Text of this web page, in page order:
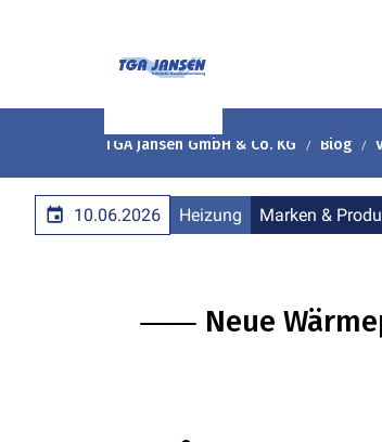
TGA Jansen GmbH & Co. KG Blog
10.06.2026 Heizung Marken &
⸺ Neue